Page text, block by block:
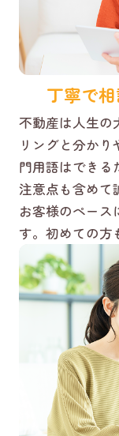
丁寧で
不動産は人生の
リングと分か
門用語はできる
注意点も含めて
お客様のペース
す。初めての方